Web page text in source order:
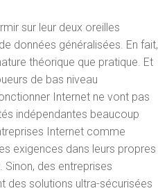
sur leur deux oreilles
données généralisées. En fait,
théorique que pratique. Et
de bas niveau
Internet ne vont pas
indépendantes beaucoup
Internet comme
exigences dans leurs propres
Sinon, des entreprises
des solutions ultra-sécurisées